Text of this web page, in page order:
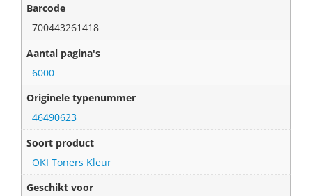
Barcode
700443261418
Aantal pagina's
6000
Originele typenummer
46490623
Soort product
OKI Toners Kleur
Geschikt voor